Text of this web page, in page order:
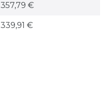
357,79 €
339,91 €